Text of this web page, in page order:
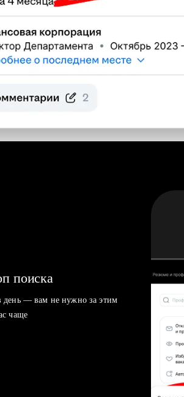
поиска
день — вам не нужно за этим
чаще